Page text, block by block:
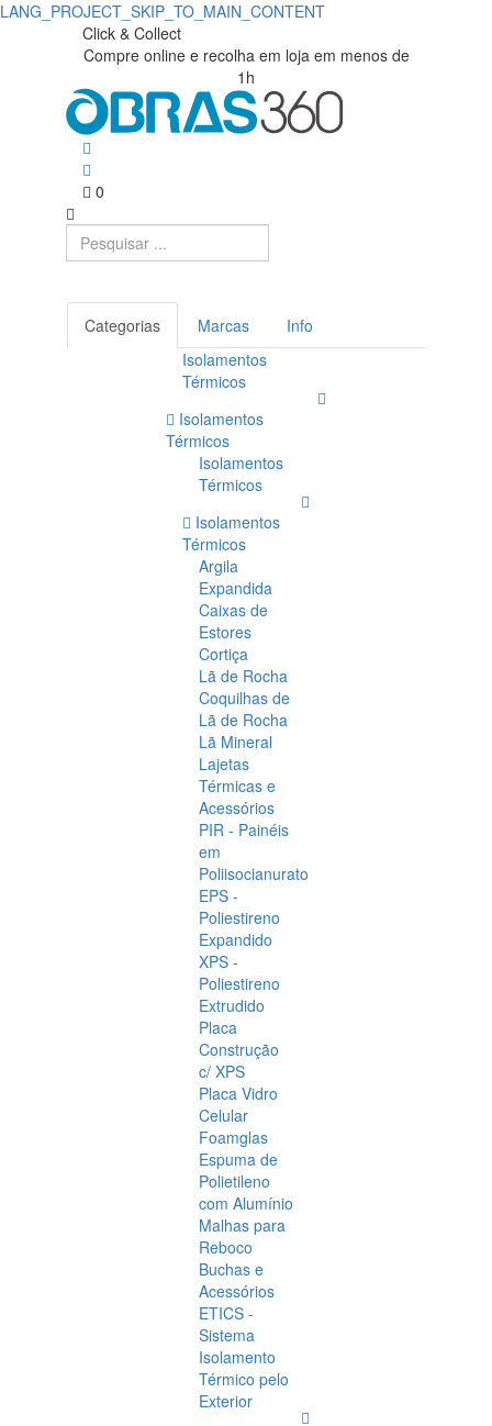
LANG_PROJECT_SKIP_TO_MAIN_CONTENT
Click & Collect
Compre online e recolha em loja em menos de
1h
0
Categorias Marcas
Info
Isolamentos
Térmicos
Isolamentos
Térmicos
Isolamentos
Térmicos
Isolamentos
Térmicos
Argila
Expandida
Caixas de
Estores
Cortiça
Lã de Rocha
Coquilhas de
Lã de Rocha
Lã Mineral
Lajetas
Térmicas e
Acessórios
PIR - Painéis
em
Poliisocianurato
EPS -
Poliestireno
Expandido
XPS -
Poliestireno
Extrudido
Placa
Construção
c/ XPS
Placa Vidro
Celular
Foamglas
Espuma de
Polietileno
com Alumínio
Malhas para
Reboco
Buchas e
Acessórios
ETICS -
Sistema
Isolamento
Térmico pelo
Exterior